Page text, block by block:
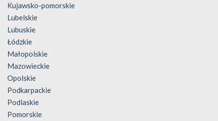
Kujawsko-pomorskie
Lubelskie
Lubuskie
Łódzkie
Małopolskie
Mazowieckie
Opolskie
Podkarpackie
Podlaskie
Pomorskie